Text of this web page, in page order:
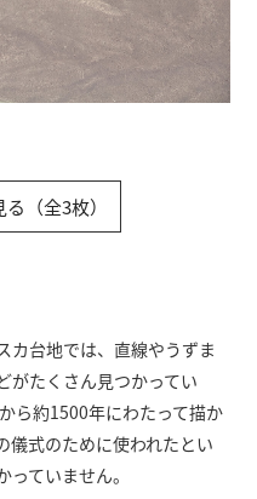
（全3枚）
カ台地では、直線やうずま
がたくさん見つかってい
ら約1500年にわたって描か
儀式のために使われたとい
ていません。